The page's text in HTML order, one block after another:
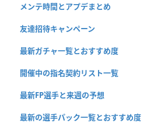
メンテ時間とアプデまとめ
友達招待キャンペーン
最新ガチャ一覧とおすすめ度
開催中の指名契約リスト一覧
最新FP選手と来週の予想
最新の選手パック一覧とおすすめ度